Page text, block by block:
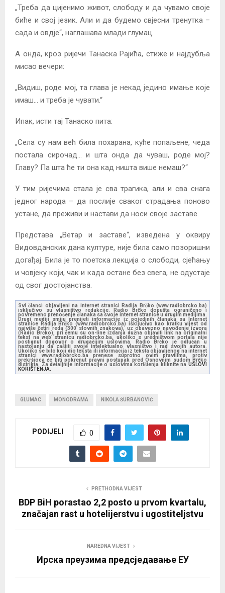
„Треба да цијенимо живот, слободу и да чувамо своје
биће и свој језик. Али и да будемо свјесни тренутка –
сада и овдје“, наглашава млади глумац.
А онда, кроз ријечи Танаска Рајића, стиже и најдубља
мисао вечери:
„Видиш, роде мој, та глава је некад једино имање које
имаш… и треба је чувати.“
Ипак, исти тај Танаско пита:
„Села су нам већ била похарана, куће попаљене, чеда
постала сирочад… и шта онда да чуваш, роде мој?
Главу? Па шта ће ти она кад ништа више немаш?“
У тим ријечима стала је сва трагика, али и сва снага
једног народа – да послије сваког страдања поново
устане, да преживи и настави да носи своје заставе.
Представа „Ветар и заставе“, изведена у оквиру
Видовданских дана културе, није била само позоришни
догађај. Била је то поетска лекција о слободи, сјећању
и човјеку који, чак и када остане без свега, не одустаје
од свог достојанства.
Svi članci objavljeni na internet stranici Radija Brčko (www.radiobrcko.ba)
isključivo su vlasništvo redakcije. Radio Brčko dopušta ograničeno i
povremeno prenošenje članaka sa svoje internet stranice u drugim medijima.
Drugi mediji smiju prenijeti informacije iz pojedinih članaka sa Internet
stranice Radija Brčko (www.radiobrcko.ba) isključivo kao kratku vijest od
najviše četiri reda (300 slovnih znakova), uz obavezno navođenje izvora
(Radio Brčko), pri čemu su on-line izdanja dužna objaviti link na originalni
tekst na web stranicu radiobrcko.ba, ukoliko s uredništvom portala nije
postignut dogovor o drugačijim uslovima. Radio Brčko je odlučan u
nastojanju da zaštiti svoje intelektualno vlasništvo i rad svojih autora.
Ukoliko se bilo koji dio teksta ili informacija iz teksta objavljenog na internet
stranici www.radiobrcko.ba prenese suprotno ovim pravilima, protiv
prekršioca će biti pokrenut pravni postupak pred Osnovnim sudom Brčko
distrikta. Za detaljnije informacije o uslovima korištenja kliknite na USLOVI
KORIŠTENJA.
GLUMAC MONODRAMA NIKOLA ŠURBANOVIĆ
PODIJELI 0
PRETHODNA VIJEST
BDP BiH porastao 2,2 posto u prvom kvartalu,
značajan rast u hotelijerstvu i ugostiteljstvu
NAREDNA VIJEST
Ирска преузима предсједавање ЕУ